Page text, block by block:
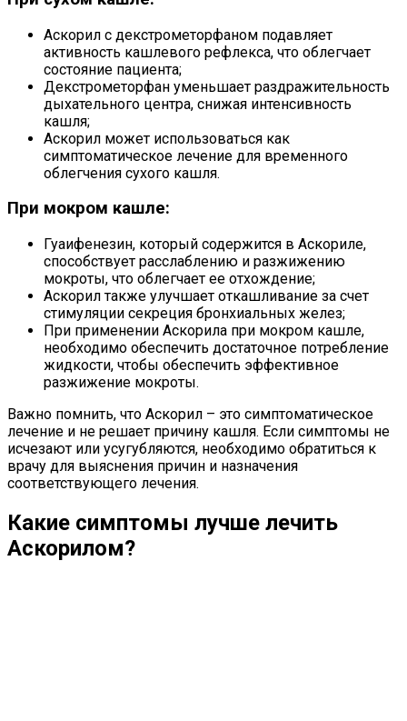
Аскорил с декстрометорфаном подавляет
активность кашлевого рефлекса, что облегчает
состояние пациента;
Декстрометорфан уменьшает раздражительность
дыхательного центра, снижая интенсивность
кашля;
Аскорил может использоваться как
симптоматическое лечение для временного
облегчения сухого кашля.
При мокром кашле:
Гуаифенезин, который содержится в Аскориле,
способствует расслаблению и разжижению
мокроты, что облегчает ее отхождение;
Аскорил также улучшает откашливание за счет
стимуляции секреция бронхиальных желез;
При применении Аскорила при мокром кашле,
необходимо обеспечить достаточное потребление
жидкости, чтобы обеспечить эффективное
разжижение мокроты.
Важно помнить, что Аскорил – это симптоматическое
лечение и не решает причину кашля. Если симптомы не
исчезают или усугубляются, необходимо обратиться к
врачу для выяснения причин и назначения
соответствующего лечения.
Какие симптомы лучше лечить
Аскорилом?